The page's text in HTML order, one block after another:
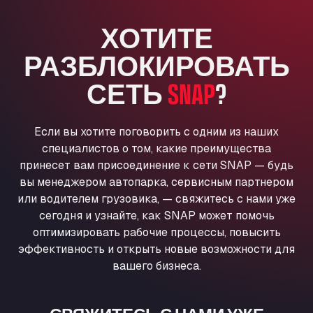
Washway Road, PE12 8LT
Anpol Sp. z o.o.
Ul. Torunska 147, 85884
Aqua Ariva GmbH
Marie-Curie-Straße 24, 68219
An der Autobahn 1, 27404
ARAL Autohof Bockenem
ARAL Autohof Merklingen
Nellinger Str. 24, 89188
ARAL Autohof Preis
Schellweilerstraße 1, 66871
ARAL Tankstelle - XXL Truckwash.de
ХОТИТЕ
РАЗБЛОКИРОВАТЬ
СЕТЬSNAP?
Если вы хотите поговорить с одним из наших
специалистов о том, какие преимущества
принесет вам присоединение к сети SNAP — будь
вы менеджером автопарка, сервисным партнером
или водителем грузовика, — свяжитесь с нами уже
сегодня и узнайте, как SNAP может помочь
оптимизировать рабочие процессы, повысить
эффективность и открыть новые возможности для
вашего бизнеса.